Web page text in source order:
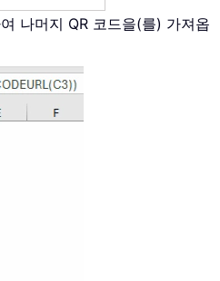
나머지 QR 코드을(를) 가져옵